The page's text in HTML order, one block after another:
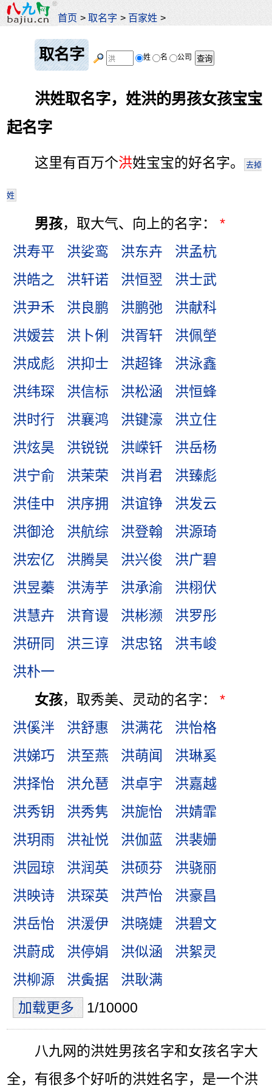
首页 >取名字 > 百家姓 >
取名字 姓 名 公司
洪姓取名字，姓洪的男孩女孩宝宝
起名字
这里有百万个洪姓宝宝的好名字。 去掉
姓
男孩，取大气、向上的名字：*
洪寿平
洪娑鸾 洪东卉
洪孟杭
洪皓之
洪轩诺 洪恒翌
洪士武
洪尹禾
洪良鹏 洪鹏弛
洪献科
洪嫒芸
洪卜俐 洪胥轩
洪佩塋
洪成彪
洪抑士 洪超锋
洪泳鑫
洪纬琛
洪信标 洪松涵
洪恒蜂
洪时行
洪襄鸿 洪键濠
洪立住
洪炫昊
洪锐锐 洪嵘钎
洪岳杨
洪宁俞
洪茉荣 洪肖君
洪臻彪
洪佳中
洪序拥 洪谊铮
洪发云
洪御沧
洪航综 洪登翰
洪源琦
洪宏亿
洪腾昊 洪兴俊
洪广碧
洪昱蓁
洪涛芋 洪承渝
洪栩伏
洪慧卉
洪育谩 洪彬濒
洪罗彤
洪研同
洪三谆 洪忠铭
洪韦峻
洪朴一
女孩，取秀美、灵动的名字：*
洪傒泮
洪舒惠 洪满花
洪怡格
洪娣巧
洪至燕 洪萌闻
洪琳奚
洪择怡
洪允琶 洪卓宇
洪嘉越
洪秀钥
洪秀隽 洪旎怡
洪婧霏
洪玥雨
洪祉悦 洪伽蓝
洪裴姗
洪园琼
洪润英 洪硕芬
洪骁丽
洪映诗
洪琛英 洪芦怡
洪豪昌
洪岳怡
洪湲伊 洪晓婕
洪碧文
洪蔚成
洪停娟 洪似涵
洪絮灵
洪柳源
洪夤据
洪耿满
加载更多
1/10000
八九网的洪姓男孩名字和女孩名字大
全，有很多个好听的洪姓名字，是一个洪